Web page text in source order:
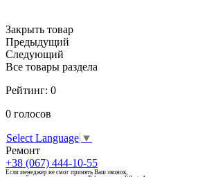
Закрыть товар
Предыдущий
Следующий
Все товары раздела
Рейтинг: 0
0 голосов
Select Language ▼
Ремонт
+38 (067) 444-10-55
Если менеджер не смог принять Ваш звонок,